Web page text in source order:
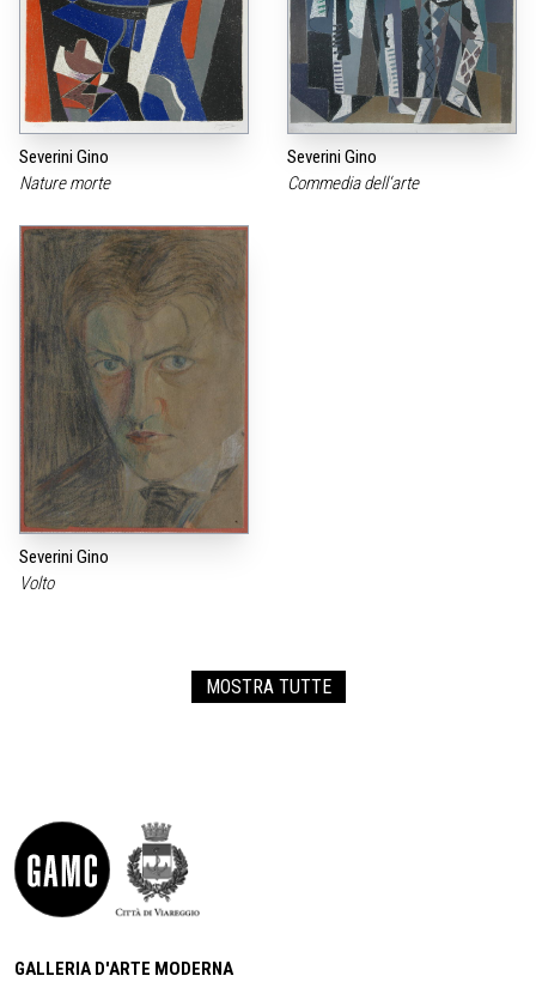
Severini Gino
Nature morte
Severini Gino
Commedia dell‘arte
Severini Gino
Volto
MOSTRA TUTTE
GALLERIA D'ARTE MODERNA